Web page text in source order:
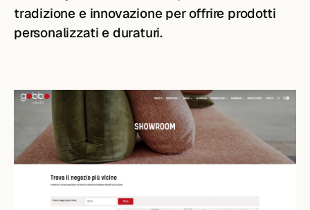
tradizione e innovazione per offrire prodotti
personalizzati e duraturi.